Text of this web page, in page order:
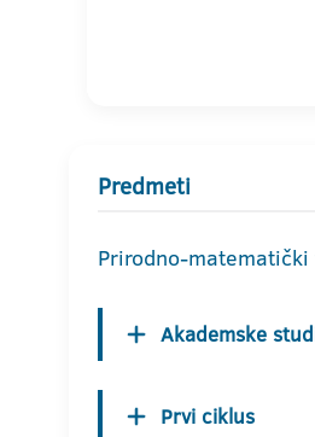
Predmeti
Prirodno-
Akademske
Prvi ciklus